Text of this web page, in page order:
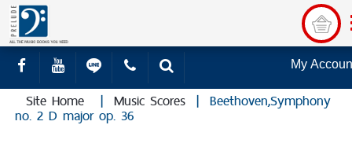
My
Site Home | Music Scores | Beethoven,Symphony
no. 2 D major op. 36